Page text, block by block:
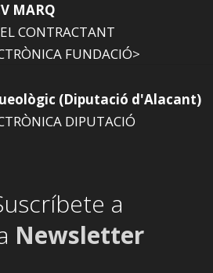
MARQ
CONTRACTANT
FUNDACIÓ>
(Diputació d'Alacant)
DIPUTACIÓ
a
Newsletter